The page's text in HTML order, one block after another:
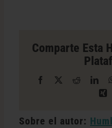
Comparte Esta
Facebook Reddit
Sobre el autor: